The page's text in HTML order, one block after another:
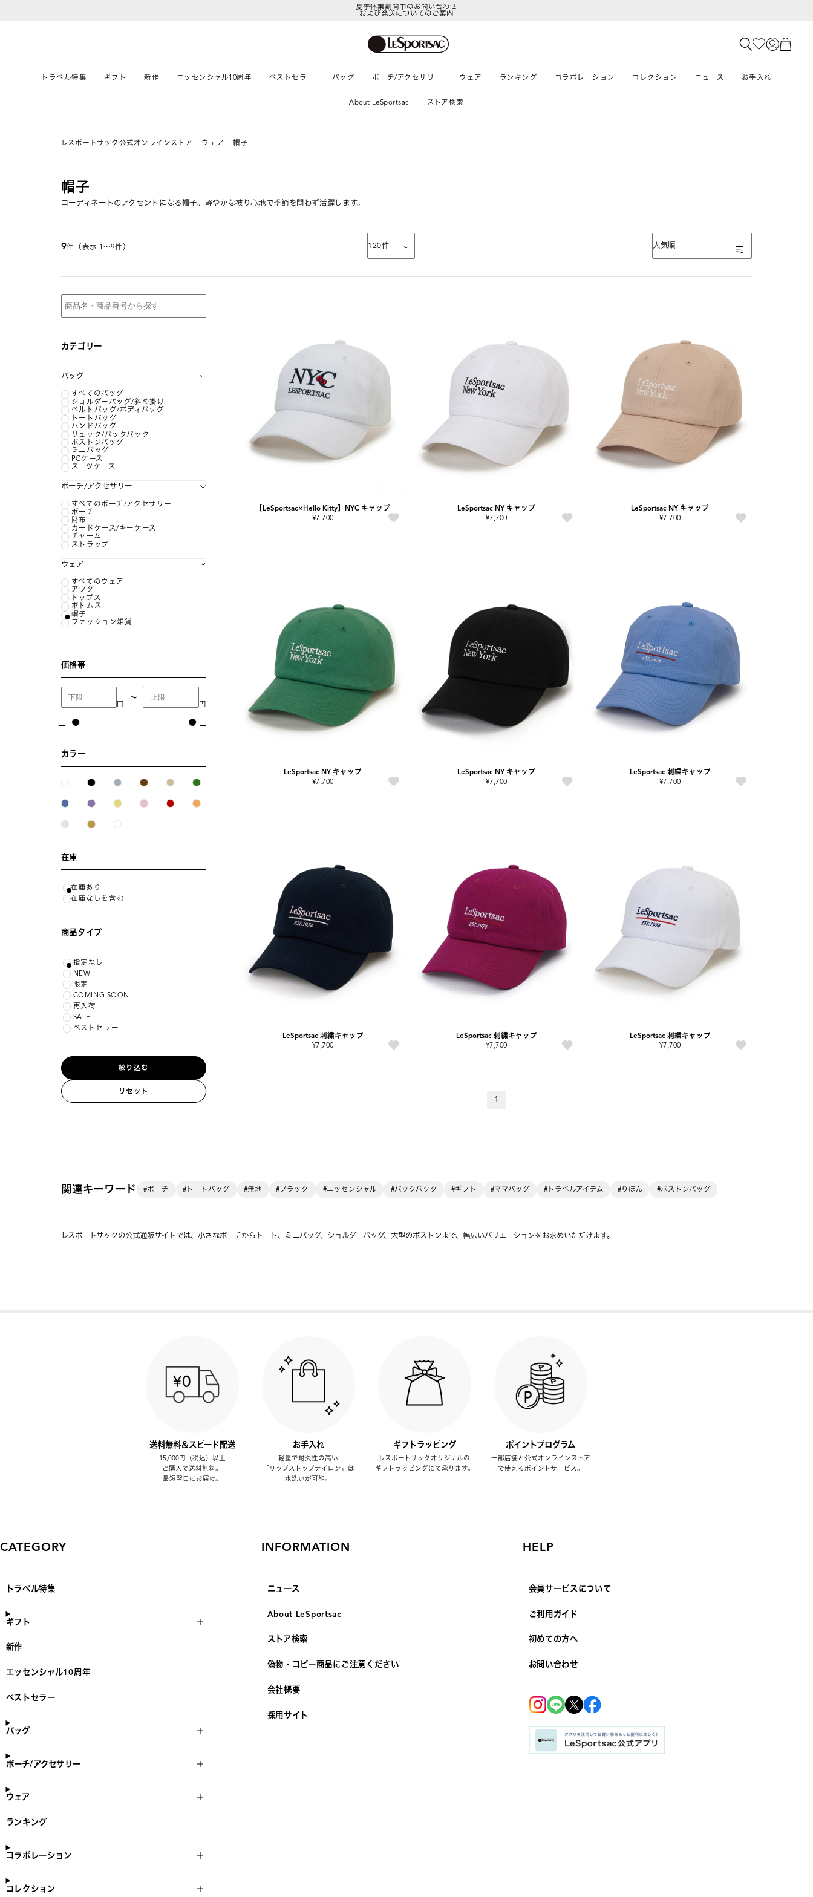
LeSportsac Member's Club
および発送についてのご案内
トラベル特集 ギフト 新作 エッセンシャル10周年 ベストセラー バッグ ポーチ/アクセサリー ウェア ランキング コラボレーション コレクション ニュース お手入れ
About LeSportsac ストア検索
レスポートサック公式オンラインストア ウェア 帽子
帽子
コーディネートのアクセントになる帽子。軽やかな被り心地で季節を問わず活躍します。
9件（表示 1〜9件） 120件 表示順
人気順
カテゴリー
バッグ
すべてのバッグ
ショルダーバッグ/斜め掛け
ベルトバッグ/ボディバッグ
トートバッグ
ハンドバッグ
リュック/バックパック
ボストンバッグ
ミニバッグ
PCケース
スーツケース
ポーチ/アクセサリー
すべてのポーチ/アクセサリー
ポーチ
財布
カードケース/キーケース
チャーム
ストラップ
ウェア
すべてのウェア
アウター
トップス
ボトムス
帽子
ファッション雑貨
価格帯
円
〜
円
カラー
在庫
在庫あり
在庫なしを含む
商品タイプ
指定なし
NEW
限定
COMING SOON
再入荷
SALE
ベストセラー
絞り込む
リセット
【LeSportsac×Hello Kitty】NYC キャップ
¥7,700
LeSportsac NY キャップ
¥7,700
LeSportsac NY キャップ
¥7,700
LeSportsac NY キャップ
¥7,700
LeSportsac NY キャップ
¥7,700
LeSportsac 刺繍キャップ
¥7,700
LeSportsac 刺繍キャップ
¥7,700
LeSportsac 刺繍キャップ
¥7,700
LeSportsac 刺繍キャップ
¥7,700
1
関連キーワード #ポーチ #トートバッグ #無地 #ブラック #エッセンシャル #バックパック #ギフト #ママバッグ #トラベルアイテム #りぼん #ボストンバッグ
レスポートサックの公式通販サイトでは、小さなポーチからトート、ミニバッグ、ショルダーバッグ、大型のボストンまで、幅広いバリエーションをお求めいただけます。
送料無料＆スピード配送
15,000円（税込）以上
ご購入で送料無料。
最短翌日にお届け。
お手入れ
軽量で耐久性の高い
「リップストップナイロン」は
水洗いが可能。
ギフトラッピング
レスポートサックオリジナルの
ギフトラッピングにて承ります。
ポイントプログラム
一部店舗と公式オンラインストア
で使えるポイントサービス。
CATEGORY
トラベル特集
ギフト
新作
エッセンシャル10周年
ベストセラー
バッグ
ポーチ/アクセサリー
ウェア
ランキング
コラボレーション
コレクション
INFORMATION
ニュース
About LeSportsac
ストア検索
偽物・コピー商品にご注意ください
会社概要
採用サイト
HELP
会員サービスについて
ご利用ガイド
初めての方へ
お問い合わせ